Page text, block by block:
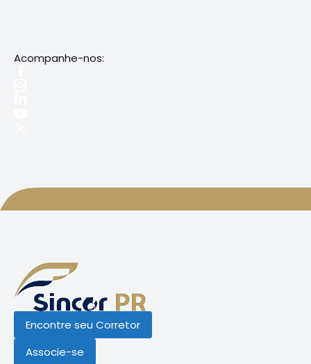
Acompanhe-nos:
Encontre seu Corretor
Associe-se